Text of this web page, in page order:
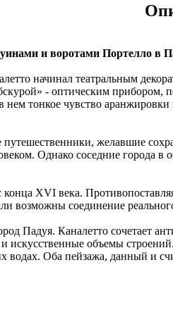
и воротами Портелло в
начинал театральным
- оптическим
нем тонкое чувство
желавшие
Однако соседние
XVI века.
возможны соединение
Падуя. Каналетто сочетает
объемы
водах. Оба пейзажа, данный